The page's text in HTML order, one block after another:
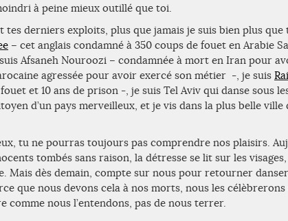
à peine mieux outillé que toi.
tes derniers exploits, plus que jamais je suis bien plus que
– cet anglais condamné à 350 coups de fouet en Arabie
Afsaneh Nouroozi – condamnée à mort en Iran pour
agressée pour avoir exercé son métier -, je suis
et 10 ans de prison -, je suis Tel Aviv qui danse sous
d’un pays merveilleux, et je vis dans la plus belle ville
tu ne pourras toujours pas comprendre nos plaisirs.
tombés sans raison, la détresse se lit sur les
Mais dès demain, compte sur nous pour retourner
que nous devons cela à nos morts, nous les
comme nous l’entendons, pas de nous terrer.